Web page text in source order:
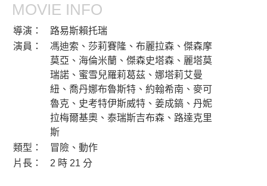
MOVIE INFO
導演：
路易斯賴托瑞
演員：
馮迪索、莎莉賽隆、布麗拉森、傑森摩
莫亞、海倫米蘭、傑森史塔森、麗塔莫
瑞諾、蜜雪兒羅莉葛茲、娜塔莉艾曼
紐、喬丹娜布魯斯特、約翰希南、麥可
魯克、史考特伊斯威特、姜成鎬、丹妮
拉梅爾基奧、泰瑞斯吉布森、路達克里
斯
類型：
冒險、動作
片長：
2 時 21 分